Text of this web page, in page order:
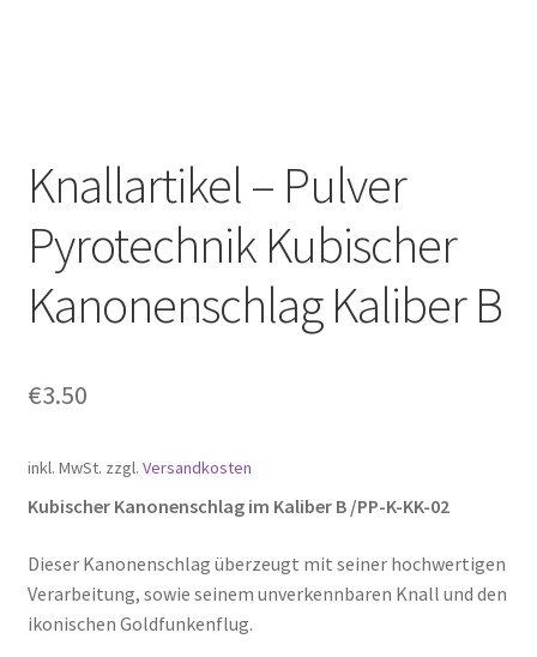
Knallartikel – Pulver
Pyrotechnik Kubischer
Kanonenschlag Kaliber B
€3.50
inkl. MwSt. zzgl. Versandkosten
Kubischer Kanonenschlag im Kaliber B /PP-K-KK-02
Dieser Kanonenschlag überzeugt mit seiner hochwertigen
Verarbeitung, sowie seinem unverkennbaren Knall und den
ikonischen Goldfunkenflug.